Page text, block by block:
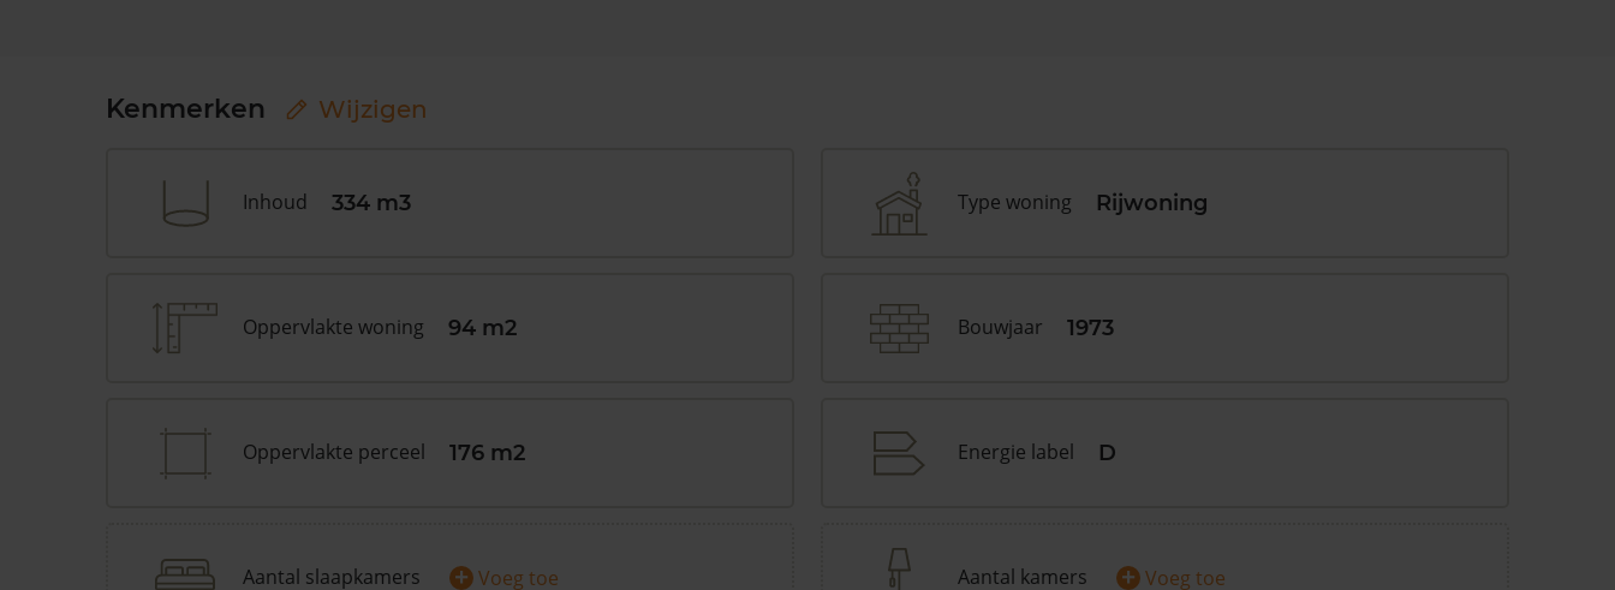
Kenmerken Wijzigen
Inhoud 334 m3 Type woning Rijwoning
Oppervlakte woning 94 m2 Bouwjaar 1973
Oppervlakte perceel 176 m2 Energie label D
Aantal slaapkamers + Voeg toe Aantal kamers + Voeg toe